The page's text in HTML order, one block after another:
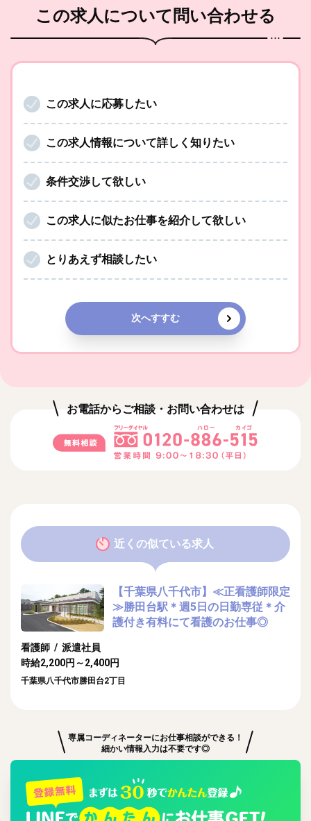
この求人について問い合わせる
この求人に応募したい
この求人情報について詳しく知りたい
条件交渉して欲しい
この求人に似たお仕事を紹介して欲しい
とりあえず相談したい
次へすすむ
お電話からご相談・お問い合わせは
近くの似ている求人
【千葉県八千代市】≪正看護師限定
≫勝田台駅＊週5日の日勤専従＊介
護付き有料にて看護のお仕事◎
看護師 / 派遣社員
時給2,200円～2,400円
千葉県八千代市勝田台2丁目
専属コーディネーターにお仕事相談ができる！
細かい情報入力は不要です◎